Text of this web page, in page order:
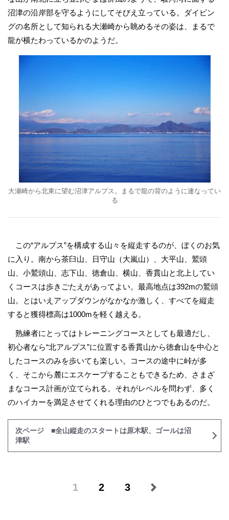
沼津の沿岸部を守るようにしてそびえ立っている。ダイビン
グの名所として知られる大瀬崎から眺めるその姿は、まるで
龍が横たわっているかのようだ。
大瀬崎から北東に望む沼津アルプス。まるで龍の背のように連なってい
る
この“アルプス”を構成する山々を縦走するのが、ぼくのお気
に入り。南から茶臼山、日守山（大嵐山）、大平山、鷲頭
山、小鷲頭山、志下山、徳倉山、横山、香貫山と北上してい
くコースは歩きごたえがあってよい。最高地点は392mの鷲頭
山。とはいえアップダウンがなかなか激しく、すべてを縦走
すると獲得標高は1000mを軽く越える。
熟練者にとってはトレーニングコースとしても最適だし、
初心者なら“北アルプス”に位置する香貫山から徳倉山を中心と
したコースのみを歩いても楽しい。コースの途中に峠が多
く、そこから麓にエスケープすることもできるため、さまざ
まなコース計画が立てられる。それがレベルを問わず、多く
のハイカーを満足させてくれる理由のひとつでもあるのだ。
次ページ ■全山縦走のスタートは原木駅、ゴールは沼
津駅
1 2 3